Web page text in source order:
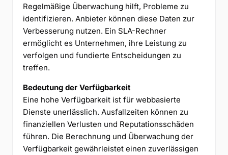
Regelmäßige Überwachung hilft, Probleme zu
identifizieren. Anbieter können diese Daten zur
Verbesserung nutzen. Ein SLA-Rechner
ermöglicht es Unternehmen, ihre Leistung zu
verfolgen und fundierte Entscheidungen zu
treffen.
Bedeutung der Verfügbarkeit
Eine hohe Verfügbarkeit ist für webbasierte
Dienste unerlässlich. Ausfallzeiten können zu
finanziellen Verlusten und Reputationsschäden
führen. Die Berechnung und Überwachung der
Verfügbarkeit gewährleistet einen zuverlässigen